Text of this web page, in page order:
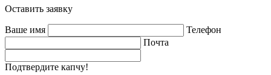
Оставить заявку
Ваше имя
Телефон
Почта
Подтвердите капчу!